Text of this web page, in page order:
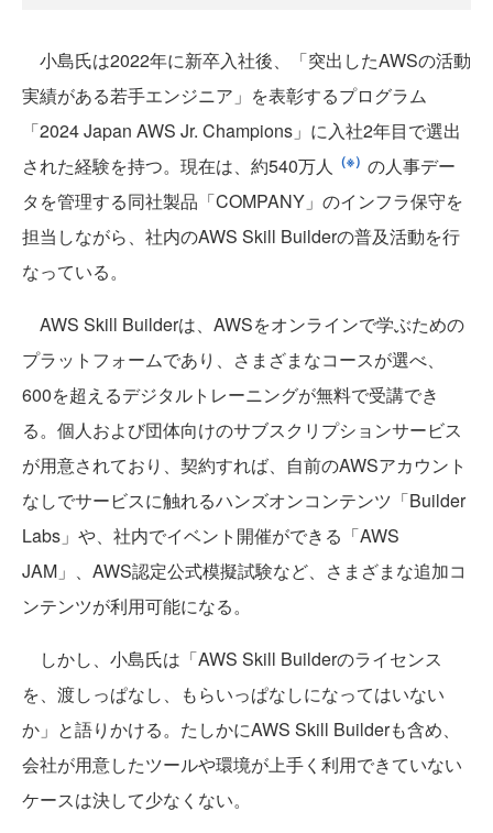
小島氏は2022年に新卒入社後、「突出したAWSの活動
実績がある若手エンジニア」を表彰するプログラム
「2024 Japan AWS Jr. Champions」に入社2年目で選出
された経験を持つ。現在は、約540万人 （※） の人事デー
タを管理する同社製品「COMPANY」のインフラ保守を
担当しながら、社内のAWS Skill Builderの普及活動を行
なっている。
AWS Skill Builderは、AWSをオンラインで学ぶための
プラットフォームであり、さまざまなコースが選べ、
600を超えるデジタルトレーニングが無料で受講でき
る。個人および団体向けのサブスクリプションサービス
が用意されており、契約すれば、自前のAWSアカウント
なしでサービスに触れるハンズオンコンテンツ「Builder
Labs」や、社内でイベント開催ができる「AWS
JAM」、AWS認定公式模擬試験など、さまざまな追加コ
ンテンツが利用可能になる。
しかし、小島氏は「AWS Skill Builderのライセンス
を、渡しっぱなし、もらいっぱなしになってはいない
か」と語りかける。たしかにAWS Skill Builderも含め、
会社が用意したツールや環境が上手く利用できていない
ケースは決して少なくない。